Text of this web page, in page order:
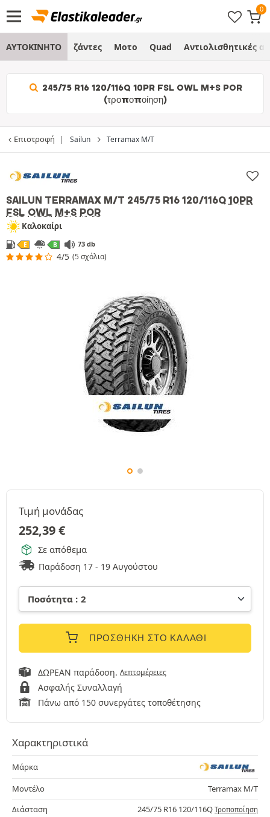
ΑΥΤΟΚΙΝΗΤΟ ζάντες Μοτο Quad Αντιολισθητικές
245/75 R16 120/116Q 10PR FSL OWL M+S POR
(τροποποίηση)
Επιστροφή Sailun Terramax M/T
SAILUN TERRAMAX M/T 245/75 R16 120/116Q 10PR
FSL OWL M+S POR
Καλοκαίρι
E B 73 db
4/5 (5 σχόλια)
Τιμή μονάδας
252,39€
Σε απόθεμα
Παράδοση 17 - 19 Αυγούστου
ΠΡΟΣΘΉΚΗ ΣΤΟ ΚΑΛΆΘΙ
ΔΩΡΕΑΝ παράδοση. Λεπτομέρειες
Ασφαλής Συναλλαγή
Πάνω από 150 συνεργάτες τοποθέτησης
Χαρακτηριστικά
Μάρκα
Μοντέλο
Terramax M/T
Διάσταση
245/75 R16 120/116Q Τροποποίηση